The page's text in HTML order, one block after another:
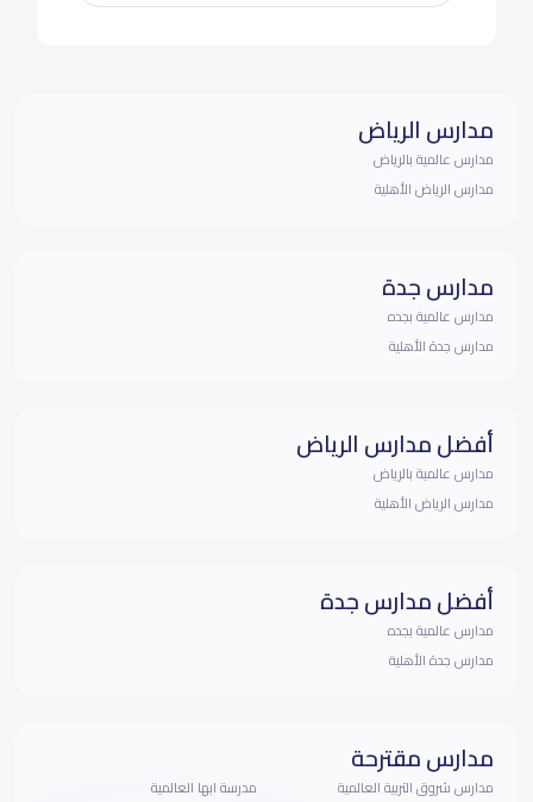
مدارس الرياض
مدارس عالمية بالرياض
مدارس الرياض الأهلية
مدارس جدة
مدارس عالمية بجده
مدارس جدة الأهلية
أفضل مدارس الرياض
مدارس عالمية بالرياض
مدارس الرياض الأهلية
أفضل مدارس جدة
مدارس عالمية بجده
مدارس جدة الأهلية
مدارس مقترحة
مدارس شروق التربية العالمية
مدرسة ابها العالمية